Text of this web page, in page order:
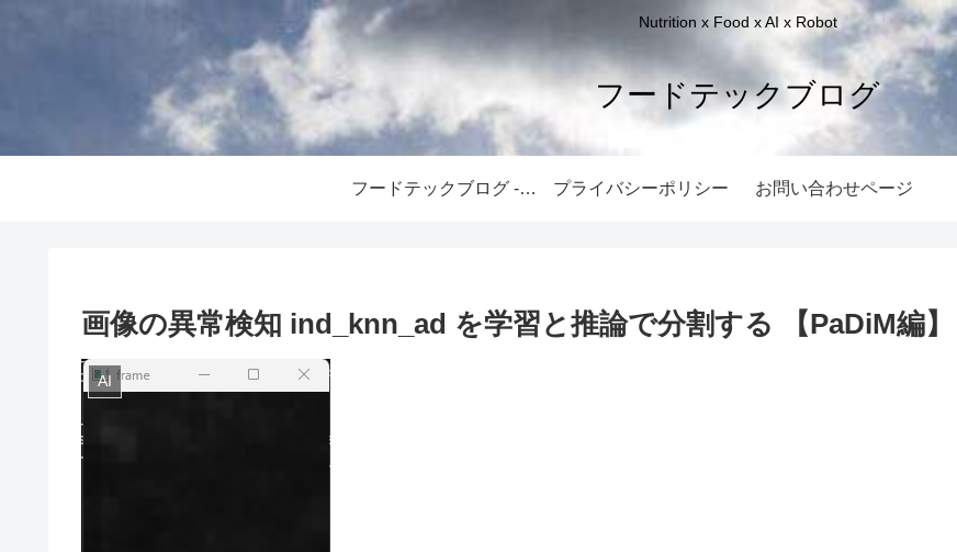
Nutrition x Food x AI x Robot
フードテックブログ
フードテックブログ -ホーム- プライバシーポリシー お問い合わせページ
画像の異常検知 ind_knn_ad を学習と推論で分割する 【PaDiM編】
AI